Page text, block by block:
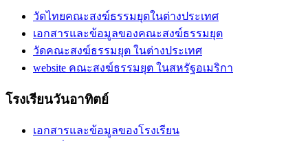
วัดไทยคณะสงฆ์ธรรมยุตในต่างประเทศ
เอกสารและข้อมูลของคณะสงฆ์ธรรมยุต
วัดคณะสงฆ์ธรรมยุต ในต่างประเทศ
website คณะสงฆ์ธรรมยุต ในสหรัฐอเมริกา
โรงเรียนวันอาทิตย์
เอกสารและข้อมูลของโรงเรียน